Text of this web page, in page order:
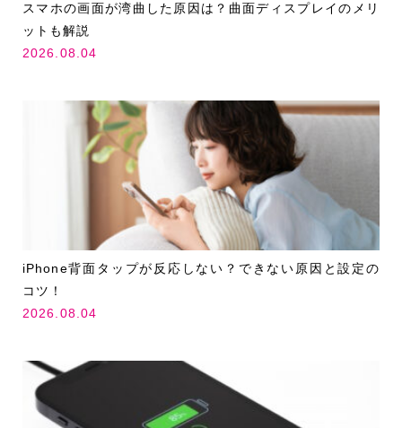
スマホの画面が湾曲した原因は？曲面ディスプレイのメリ
ットも解説
2026.08.04
iPhone背面タップが反応しない？できない原因と設定の
コツ！
2026.08.04